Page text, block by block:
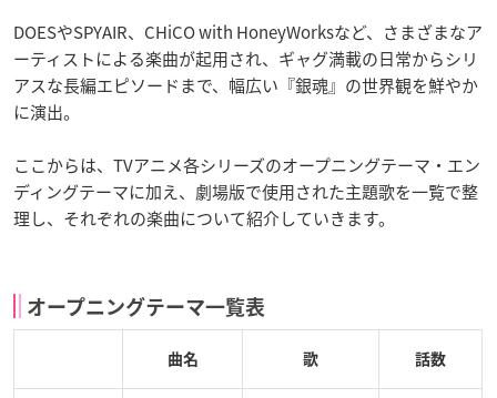
DOESやSPYAIR、CHiCO with HoneyWorksなど、さまざまなア
ーティストによる楽曲が起用され、ギャグ満載の日常からシリ
アスな長編エピソードまで、幅広い『銀魂』の世界観を鮮やか
に演出。
ここからは、TVアニメ各シリーズのオープニングテーマ・エン
ディングテーマに加え、劇場版で使用された主題歌を一覧で整
理し、それぞれの楽曲について紹介していきます。
オープニングテーマ一覧表
曲名 歌 話数